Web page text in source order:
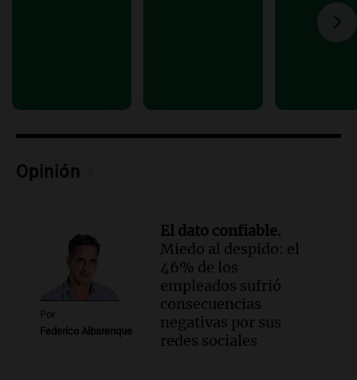
madres buscadoras en México en medio
Panorama Federal
Opinión
Por
Federico Albarenque
El dato confiable.
Miedo al despido: el
46% de los
empleados sufrió
consecuencias
negativas por sus
redes sociales